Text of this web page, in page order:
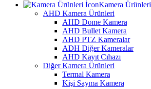
Kamera Ürünleri
AHD Kamera Ürünleri
AHD Dome Kamera
AHD Bullet Kamera
AHD PTZ Kameralar
ADH Diğer Kameralar
AHD Kayıt Cıhazı
Diğer Kamera Ürünleri
Termal Kamera
Kişi Sayma Kamera